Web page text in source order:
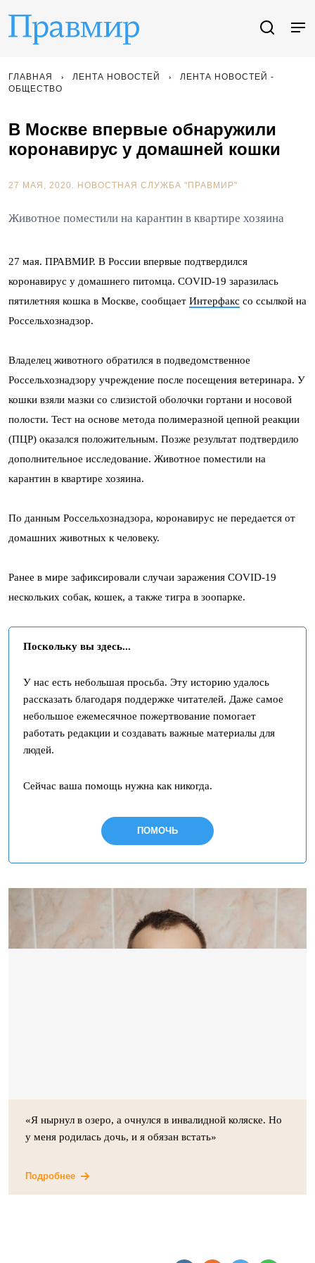
ГЛАВНАЯ ЛЕНТА НОВОСТЕЙ
ЛЕНТА НОВОСТЕЙ -
ОБЩЕСТВО
В Москве впервые обнаружили
коронавирус у домашней кошки
27 МАЯ, 2020. НОВОСТНАЯ СЛУЖБА "ПРАВМИР"
Животное поместили на карантин в квартире хозяина
27 мая. ПРАВМИР. В России впервые подтвердился
коронавирус у домашнего питомца. COVID-19 заразилась
пятилетняя кошка в Москве, сообщает Интерфакс со ссылкой на
Россельхознадзор.
Владелец животного обратился в подведомственное
Россельхознадзору учреждение после посещения ветеринара. У
кошки взяли мазки со слизистой оболочки гортани и носовой
полости. Тест на основе метода полимеразной цепной реакции
(ПЦР) оказался положительным. Позже результат подтвердило
дополнительное исследование. Животное поместили на
карантин в квартире хозяина.
По данным Россельхознадзора, коронавирус не передается от
домашних животных к человеку.
Ранее в мире зафиксировали случаи заражения COVID-19
нескольких собак, кошек, а также тигра в зоопарке.
Поскольку вы здесь...
У нас есть небольшая просьба. Эту историю удалось
рассказать благодаря поддержке читателей. Даже самое
небольшое ежемесячное пожертвование помогает
работать редакции и создавать важные материалы для
людей.
Сейчас ваша помощь нужна как никогда.
ПОМОЧЬ
«Я нырнул в озеро, а очнулся в инвалидной коляске. Но
у меня родилась дочь, и я обязан встать»
Подробнее